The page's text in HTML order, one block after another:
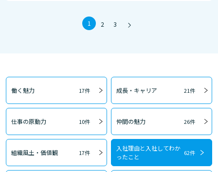
1 2 3
働く魅力 17件 成長・キャリア 21件
仕事の原動力 10件 仲間の魅力 26件
組織風土・価値観 17件
入社理由と入社してわか
ったこと
62件